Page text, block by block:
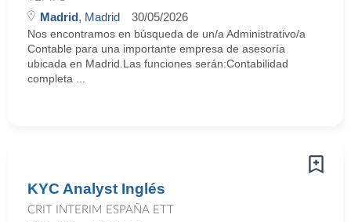
Madrid, Madrid 30/05/2026
Nos encontramos en búsqueda de un/a Administrativo/a
Contable para una importante empresa de asesoría
ubicada en Madrid.Las funciones serán:Contabilidad
completa ...
KYC Analyst Inglés
CRIT INTERIM ESPAÑA ETT